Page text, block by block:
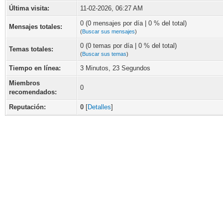
Última visita:
11-02-2026, 06:27 AM
Mensajes totales: 0 (0 mensajes por día | 0 % del total)
(Buscar sus mensajes)
Temas totales: 0 (0 temas por día | 0 % del total)
(Buscar sus temas)
Tiempo en línea:
3 Minutos, 23 Segundos
Miembros
recomendados:
0
Reputación: 0 [Detalles]